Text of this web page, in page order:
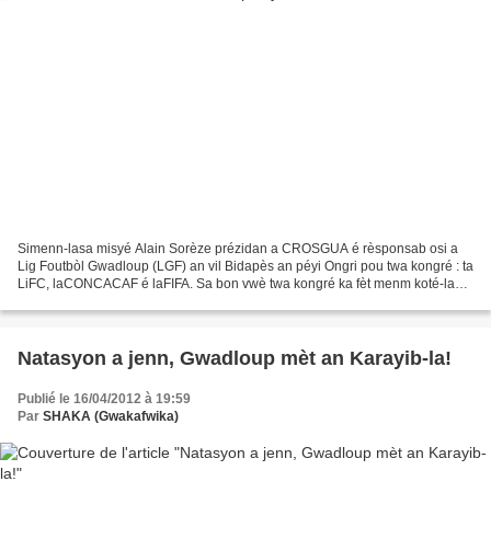
Simenn-lasa misyé Alain Sorèze prézidan a CROSGUA é rèsponsab osi a
Lig Foutbòl Gwadloup (LGF) an vil Bidapès an péyi Ongri pou twa kongré : ta
LiFC, laCONCACAF é laFIFA. Sa bon vwè twa kongré ka fèt menm koté-la
Natasyon a jenn, Gwadloup mèt an Karayib-la!
Publié le 16/04/2012 à 19:59
Par SHAKA (Gwakafwika)